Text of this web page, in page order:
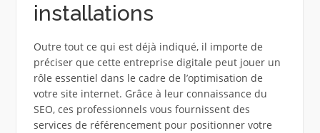
installations
Outre tout ce qui est déjà indiqué, il importe de
préciser que cette entreprise digitale peut jouer un
rôle essentiel dans le cadre de l’optimisation de
votre site internet. Grâce à leur connaissance du
SEO, ces professionnels vous fournissent des
services de référencement pour positionner votre